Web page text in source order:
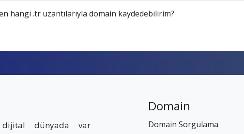
hangi .tr uzantılarıyla domain kaydedebilirim?
dünyada var
Domain
Domain Sorgulama